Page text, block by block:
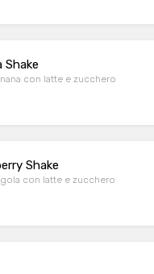
Shake
con latte e zucchero
Shake
con latte e zucchero